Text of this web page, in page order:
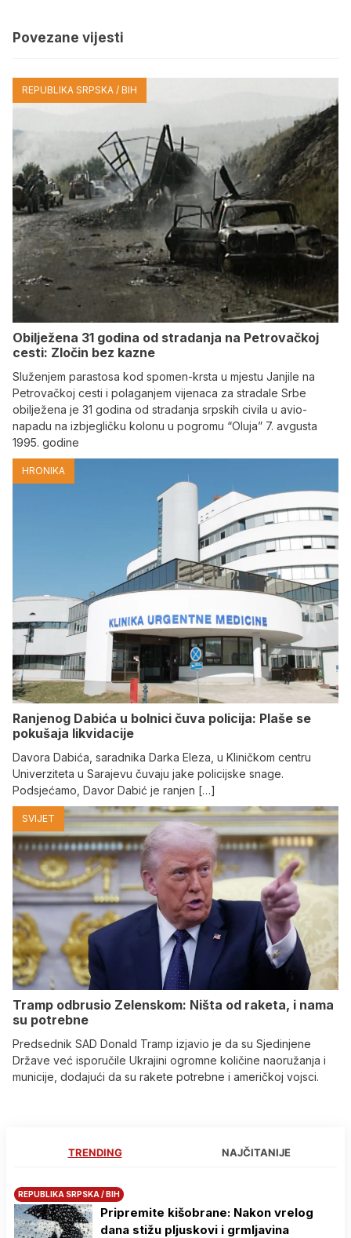
Povezane vijesti
REPUBLIKA SRPSKA / BIH
Obilježena 31 godina od stradanja na Petrovačkoj
cesti: Zločin bez kazne
Služenjem parastosa kod spomen-krsta u mjestu Janjile na
Petrovačkoj cesti i polaganjem vijenaca za stradale Srbe
obilježena je 31 godina od stradanja srpskih civila u avio-
napadu na izbjegličku kolonu u pogromu “Oluja” 7. avgusta
1995. godine
HRONIKA
Ranjenog Dabića u bolnici čuva policija: Plaše se
pokušaja likvidacije
Davora Dabića, saradnika Darka Eleza, u Kliničkom centru
Univerziteta u Sarajevu čuvaju jake policijske snage.
Podsjećamo, Davor Dabić je ranjen […]
SVIJET
Tramp odbrusio Zelenskom: Ništa od raketa, i nama
su potrebne
Predsednik SAD Donald Tramp izjavio je da su Sjedinjene
Države već isporučile Ukrajini ogromne količine naoružanja i
municije, dodajući da su rakete potrebne i američkoj vojsci.
TRENDING NAJČITANIJE
REPUBLIKA SRPSKA / BIH
Pripremite kišobrane: Nakon vrelog
dana stižu pljuskovi i grmljavina